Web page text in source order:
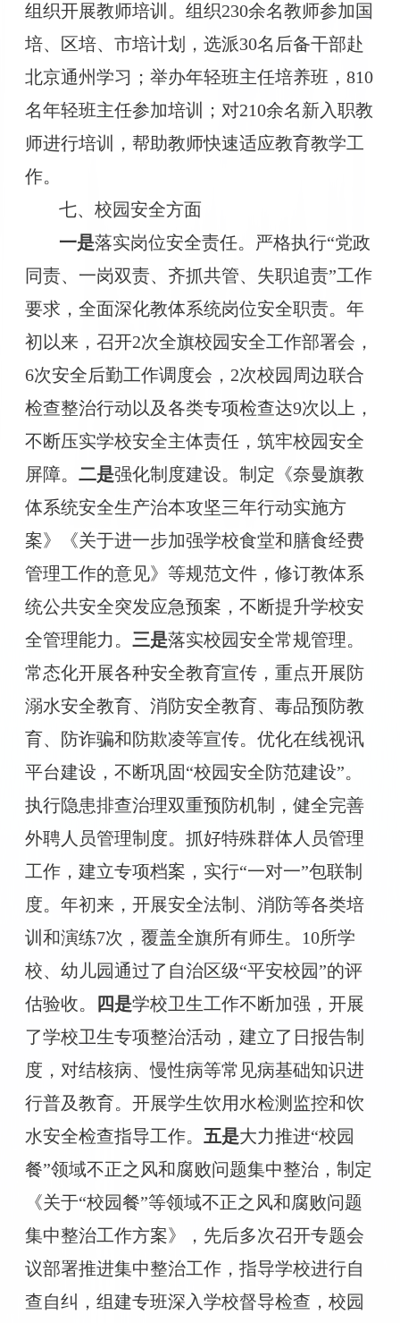
组织开展教师培训 。组织230余名教师参加国
培、区培、市培计划，选派30名后备干部赴
北京通州学习 ；举办年轻班主任培养班， 810
名年轻班主任参加培训；对210余名新入职教
师进行培训， 帮助教师快速适应教育教学工
作。
七、校园安全方面
一是落实岗位安全责任。严格执行“党政
同责、一岗双责、齐抓共管、失职追责”工作
要求，全面深化教体系统岗位安全职责。 年
初以来， 召开2次全旗校园安全工作部署会，
6次安全后勤工作调度会， 2次校园周边联合
检查整治行动以及各类专项检查达9次以上，
不断压实学校安全主体责任，筑牢校园安全
屏障。 二是强化制度建设。 制定《奈曼旗教
体系统安全生产治本攻坚三年行动实施方
案》《关于进一步加强学校食堂和膳食经费
管理工作的意见》 等规范文件，修订教体系
统公共安全突发应急预案， 不断提升学校安
全管理能力。 三是落实校园安全常规管理。
常态化开展各种安全教育宣传，重点开展防
溺水安全教育、消防安全教育、毒品预防教
育、防诈骗和防欺凌等宣传。 优化在线视讯
平台建设 ， 不断巩固“校园安全防范建设”。
执行隐患排查治理双重预防机制，健全完善
外聘人员管理制度。抓好特殊群体人员管理
工作，建立专项档案，实行“一对一”包联制
度。年初来，开展安全法制、消防等各类培
训和演练7次，覆盖全旗所有师生。 10所学
校、幼儿园通过了自治区级“平安校园”的评
估验收。 四是学校卫生工作不断加强，开展
了学校卫生专项整治活动，建立了日报告制
度，对结核病、慢性病等常见病基础知识进
行普及教育。开展学生饮用水检测监控和饮
水安全检查指导工作。 五是大力推进“校园
餐”领域不正之风和腐败问题集中整治，制定
《关于“校园餐”等领域不正之风和腐败问题
集中整治工作方案》，先后多次召开专题会
议部署推进集中整治工作， 指导学校进行自
查自纠， 组建专班深入学校督导检查 ， 校园